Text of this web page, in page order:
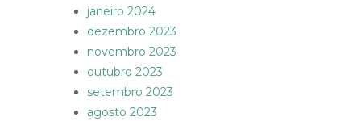
janeiro 2024
dezembro 2023
novembro 2023
outubro 2023
setembro 2023
agosto 2023